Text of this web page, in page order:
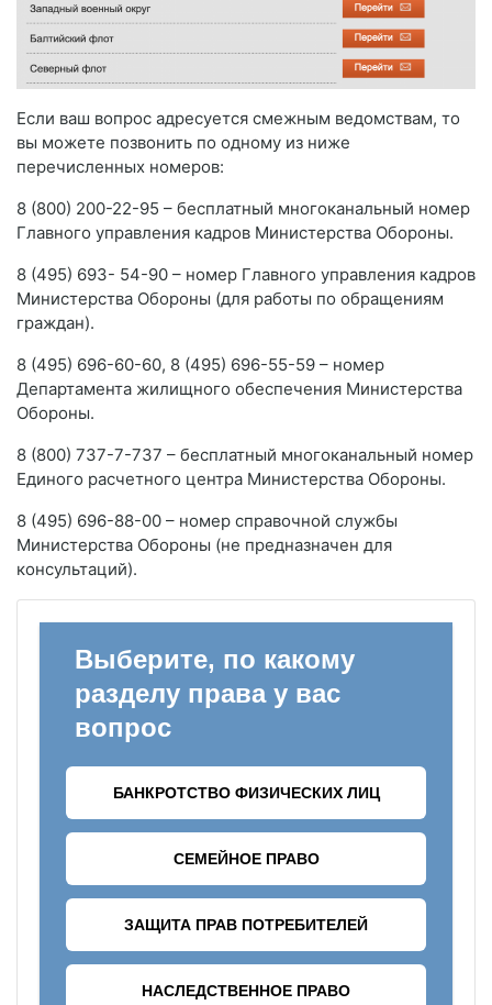
Если ваш вопрос адресуется смежным ведомствам, то
вы можете позвонить по одному из ниже
перечисленных номеров:
8 (800) 200-22-95 – бесплатный многоканальный номер
Главного управления кадров Министерства Обороны.
8 (495) 693- 54-90 – номер Главного управления кадров
Министерства Обороны (для работы по обращениям
граждан).
8 (495) 696-60-60, 8 (495) 696-55-59 – номер
Департамента жилищного обеспечения Министерства
Обороны.
8 (800) 737-7-737 – бесплатный многоканальный номер
Единого расчетного центра Министерства Обороны.
8 (495) 696-88-00 – номер справочной службы
Министерства Обороны (не предназначен для
консультаций).